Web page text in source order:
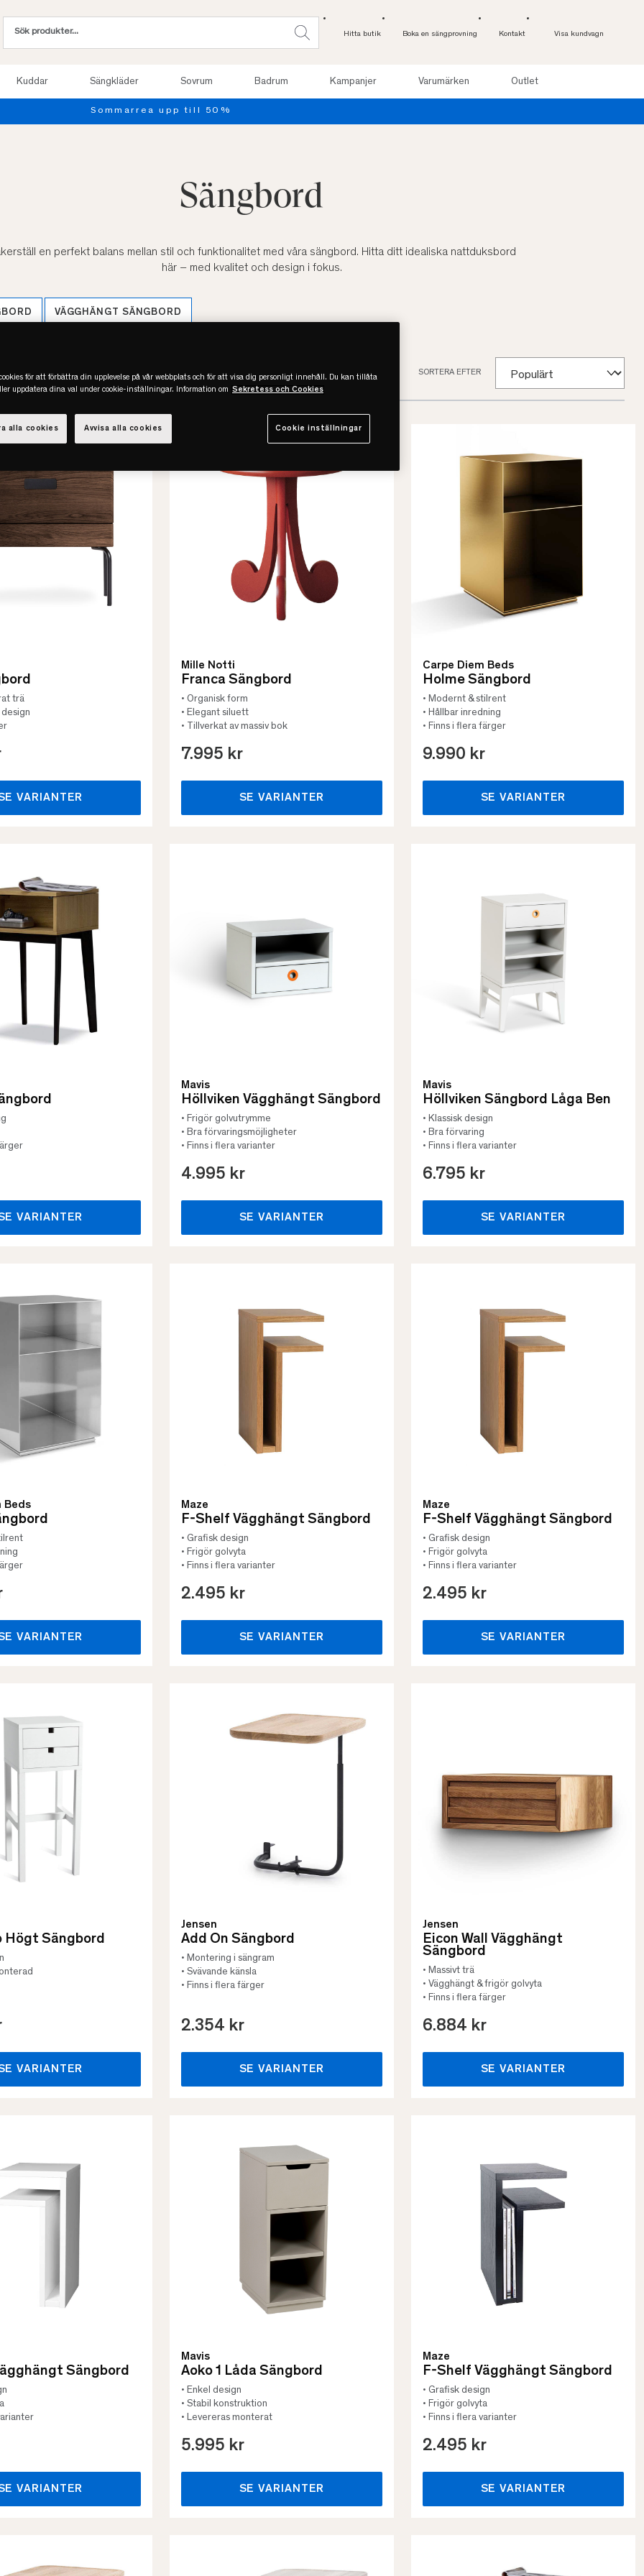
Hitta butik Boka en sängprovning Kontakt Visa kundvagn
Kuddar Sängkläder Sovrum Badrum Kampanjer Varumärken Outlet
Provsov upp till 100 nätter. Läs mer
Sängbord
en perfekt balans mellan stil och funktionalitet med våra sängbord. Hitta ditt idealiska nattduksbord
här – med kvalitet och design i fokus.
VÄGGHÄNGT SÄNGBORD
(103) SORTERA EFTER
trä
design
VARIANTER
Mille Notti
Franca Sängbord
• Organisk form
• Elegant siluett
• Tillverkat av massiv bok
7.995 kr
SE VARIANTER
Carpe Diem Beds
Holme Sängbord
• Modernt & stilrent
• Hållbar inredning
• Finns i flera färger
9.990 kr
SE VARIANTER
VARIANTER
Mavis
Höllviken Vägghängt Sängbord
• Frigör golvutrymme
• Bra förvaringsmöjligheter
• Finns i flera varianter
4.995 kr
SE VARIANTER
Mavis
Höllviken Sängbord Låga Ben
• Klassisk design
• Bra förvaring
• Finns i flera varianter
6.795 kr
SE VARIANTER
Beds
VARIANTER
Maze
F-Shelf Vägghängt Sängbord
• Grafisk design
• Frigör golvyta
• Finns i flera varianter
2.495 kr
SE VARIANTER
Maze
F-Shelf Vägghängt Sängbord
• Grafisk design
• Frigör golvyta
• Finns i flera varianter
2.495 kr
SE VARIANTER
Högt Sängbord
VARIANTER
Jensen
Add On Sängbord
• Montering i sängram
• Svävande känsla
• Finns i flera färger
2.354 kr
SE VARIANTER
Jensen
Eicon Wall Vägghängt
Sängbord
• Massivt trä
• Vägghängt & frigör golvyta
• Finns i flera färger
6.884 kr
SE VARIANTER
Sängbord
VARIANTER
Mavis
Aoko 1 Låda Sängbord
• Enkel design
• Stabil konstruktion
• Levereras monterat
5.995 kr
SE VARIANTER
Maze
F-Shelf Vägghängt Sängbord
• Grafisk design
• Frigör golvyta
• Finns i flera varianter
2.495 kr
SE VARIANTER
för att förbättra din upplevelse på vår webbplats och för att visa dig personligt innehåll. Du kan tillåta
uppdatera dina val under cookie-inställningar. Information om Sekretess och Cookies
Cookie inställningar
Avvisa alla cookies
alla cookies